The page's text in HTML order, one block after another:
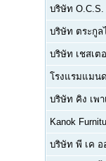
บริษัท O.C.S.
บริษัท ตระกูล
บริษัท เชสเต
โรงแรมแมน
บริษัท คิง เพ
Kanok
บริษัท พี เค อ